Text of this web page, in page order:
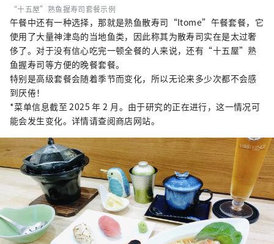
“十五屋”熟鱼握寿司套餐示例
午餐中还有一种选择，那就是熟鱼散寿司“Itome”午餐套餐，它
使用了大量神津岛的当地鱼类，因此称其为散寿司实在是太过奢
侈了。对于没有信心吃完一顿全餐的人来说，还有“十五屋”熟
鱼握寿司等方便的晚餐套餐。
特别是高级套餐会随着季节而变化，所以无论来多少次都不会感
到厌倦！
*菜单信息截至 2025 年 2 月。由于研究的正在进行，这一情况可
能会发生变化。详情请查阅商店网站。